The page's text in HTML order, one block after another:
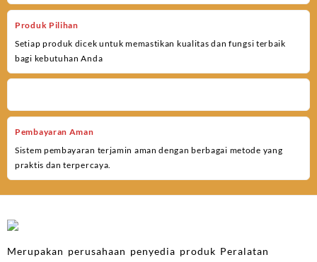
Produk Pilihan
Setiap produk dicek untuk memastikan kualitas dan fungsi terbaik
bagi kebutuhan Anda
Pembayaran Aman
Sistem pembayaran terjamin aman dengan berbagai metode yang
praktis dan terpercaya.
Merupakan perusahaan penyedia produk Peralatan